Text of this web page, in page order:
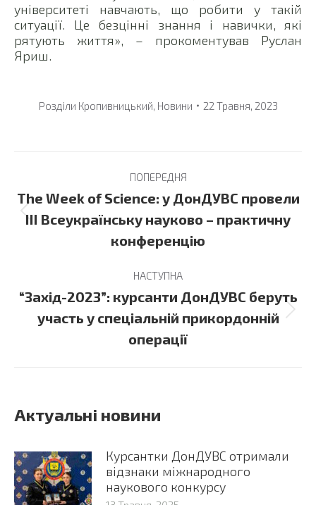
університеті навчають, що робити у такій
ситуації. Це безцінні знання і навички, які
рятують життя», – прокоментував Руслан
Яриш.
Розділи Кропивницький, Новини 22 Травня, 2023
navigation
ПОПЕРЕДНЯ
Previous
post:
The Week of Science: у ДонДУВС провели
ІІІ Всеукраїнську науково – практичну
конференцію
НАСТУПНА
Next
post:
“Захід-2023”: курсанти ДонДУВС беруть
участь у спеціальній прикордонній
операції
Актуальні новини
Курсантки ДонДУВС отримали
відзнаки міжнародного
наукового конкурсу